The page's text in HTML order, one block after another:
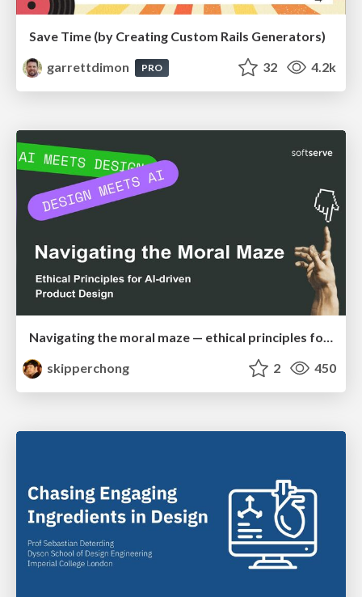
Save Time (by Creating Custom Rails Generators)
garrettdimon
PRO 32 4.2k
Navigating the moral maze — ethical principles for Al-driven product design
skipperchong
2 450